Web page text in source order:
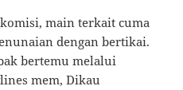
main terkait cuma
dengan bertikai.
bertemu melalui
mem, Dikau